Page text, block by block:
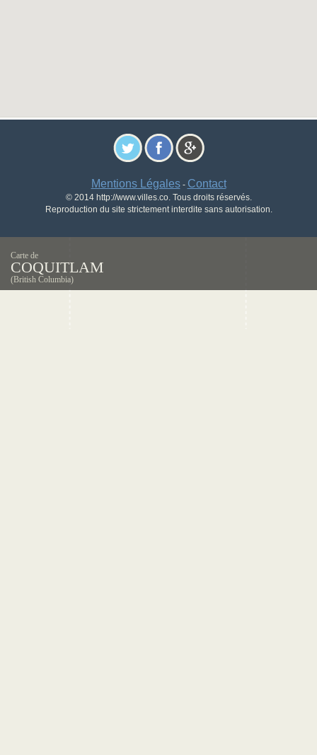
Mentions Légales- Contact
© 2014 http://www.villes.co. Tous droits réservés.
Reproduction du site strictement interdite sans autorisation.
Carte de
COQUITLAM
(British Columbia)